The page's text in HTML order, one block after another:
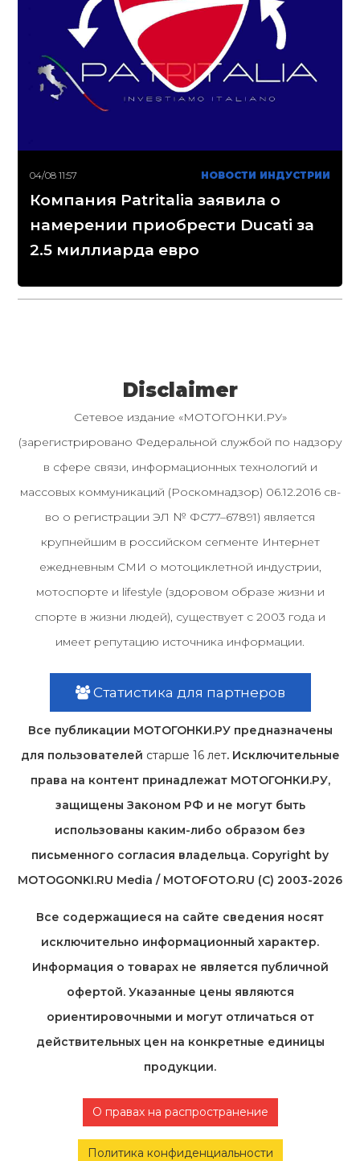
04/08 11:57 НОВОСТИ ИНДУСТРИИ
Компания Patritalia заявила о
намерении приобрести Ducati за
2.5 миллиарда евро
Disclaimer
Сетевое издание «МОТОГОНКИ.РУ»
(зарегистрировано Федеральной службой по надзору
в сфере связи, информационных технологий и
массовых коммуникаций (Роскомнадзор) 06.12.2016 св-
во о регистрации ЭЛ № ФС77–67891) является
крупнейшим в российском сегменте Интернет
ежедневным СМИ о мотоциклетной индустрии,
мотоспорте и lifestyle (здоровом образе жизни и
спорте в жизни людей), существует с 2003 года и
имеет репутацию источника информации.
Статистика для партнеров
Все публикации МОТОГОНКИ.РУ предназначены
для пользователей старше 16 лет. Исключительные
права на контент принадлежат МОТОГОНКИ.РУ,
защищены Законом РФ и не могут быть
использованы каким-либо образом без
письменного согласия владельца. Copyright by
MOTOGONKI.RU Media / MOTOFOTO.RU (C) 2003-2026
Все содержащиеся на cайте сведения носят
исключительно информационный характер.
Информация о товарах не является публичной
офертой. Указанные цены являются
ориентировочными и могут отличаться от
действительных цен на конкретные единицы
продукции.
О правах на распространение
Политика конфиденциальности